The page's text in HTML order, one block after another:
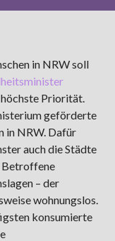
103,9 MHz
in NRW soll
Priorität.
geförderte
in NRW. Dafür
auch die Städte
Betroffene
– der
wohnungslos.
konsumierte